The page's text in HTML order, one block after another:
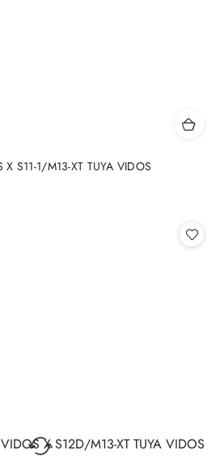
S11-1/M13-XT TUYA VIDOS